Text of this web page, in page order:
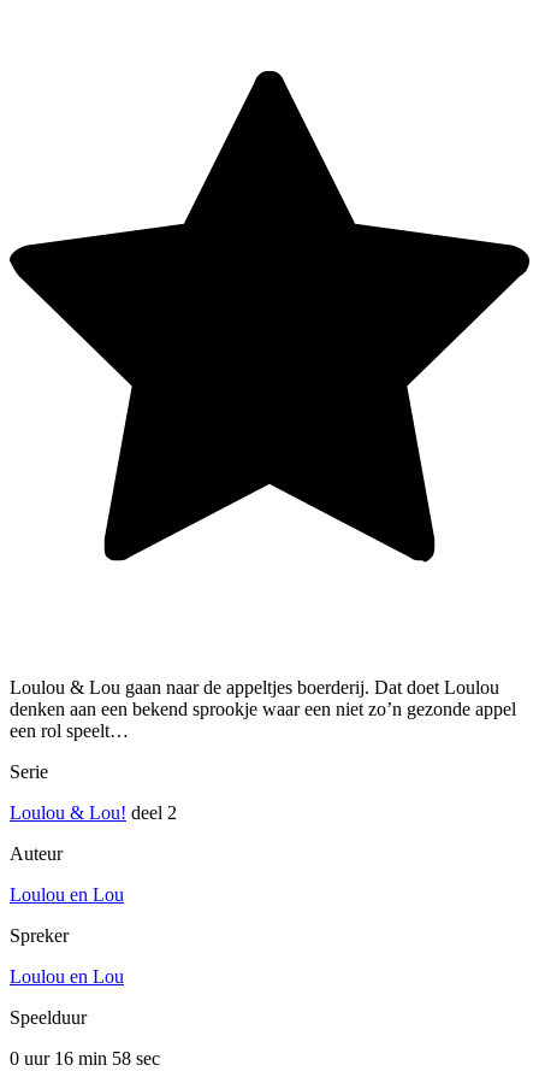
Loulou & Lou gaan naar de appeltjes boerderij. Dat doet Loulou
denken aan een bekend sprookje waar een niet zo’n gezonde appel
een rol speelt…
Serie
Loulou & Lou! deel 2
Auteur
Loulou en Lou
Spreker
Loulou en Lou
Speelduur
0 uur 16 min 58 sec